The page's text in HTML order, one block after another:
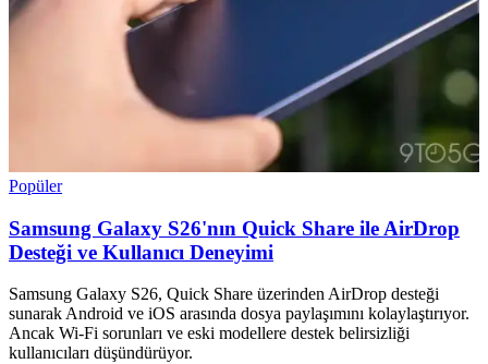
Popüler
Samsung Galaxy S26'nın Quick Share ile AirDrop
Desteği ve Kullanıcı Deneyimi
Samsung Galaxy S26, Quick Share üzerinden AirDrop desteği
sunarak Android ve iOS arasında dosya paylaşımını kolaylaştırıyor.
Ancak Wi-Fi sorunları ve eski modellere destek belirsizliği
kullanıcıları düşündürüyor.